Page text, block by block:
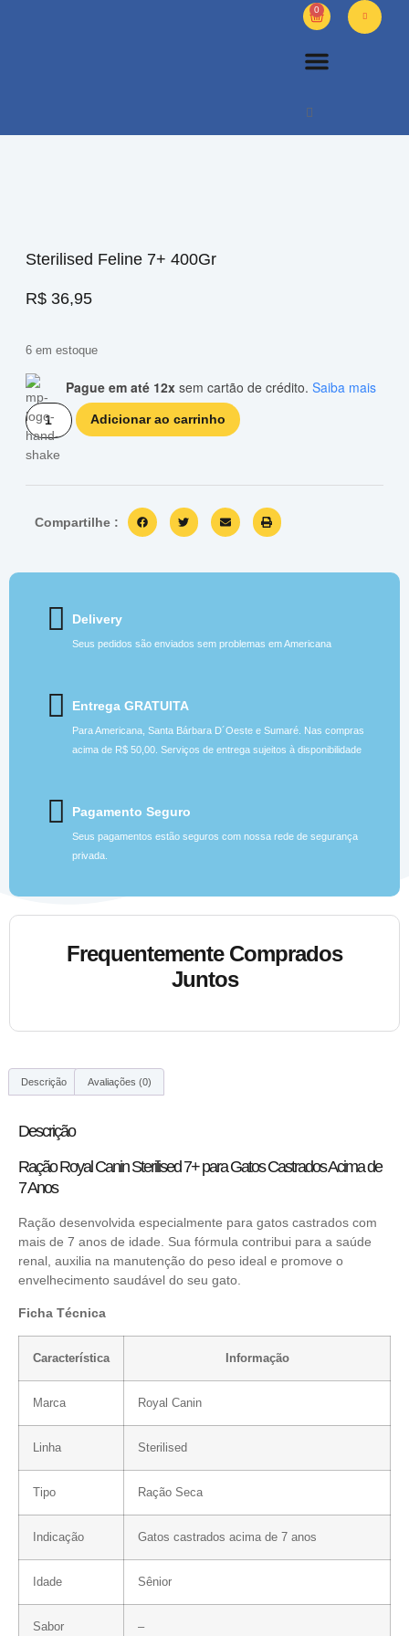
0
Sterilised Feline 7+ 400Gr
R$ 36,95
6 em estoque
Pague em até 12x sem cartão de crédito. Saiba mais
Adicionar ao carrinho
Compartilhe :
Delivery
Seus pedidos são enviados sem problemas em Americana
Entrega GRATUITA
Para Americana, Santa Bárbara D´Oeste e Sumaré. Nas compras
acima de R$ 50,00. Serviços de entrega sujeitos à disponibilidade
Pagamento Seguro
Seus pagamentos estão seguros com nossa rede de segurança
privada.
Frequentemente Comprados
Juntos
Descrição Avaliações (0)
Descrição
Ração Royal Canin Sterilised 7+ para Gatos Castrados Acima de
7 Anos
Ração desenvolvida especialmente para gatos castrados com
mais de 7 anos de idade. Sua fórmula contribui para a saúde
renal, auxilia na manutenção do peso ideal e promove o
envelhecimento saudável do seu gato.
Ficha Técnica
Característica Informação
Marca Royal Canin
Linha Sterilised
Tipo Ração Seca
Indicação Gatos castrados acima de 7 anos
Idade Sênior
Sabor –